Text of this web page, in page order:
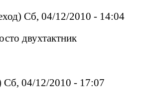
Сб, 04/12/2010 - 14:04
двухтактник
Сб, 04/12/2010 - 17:07